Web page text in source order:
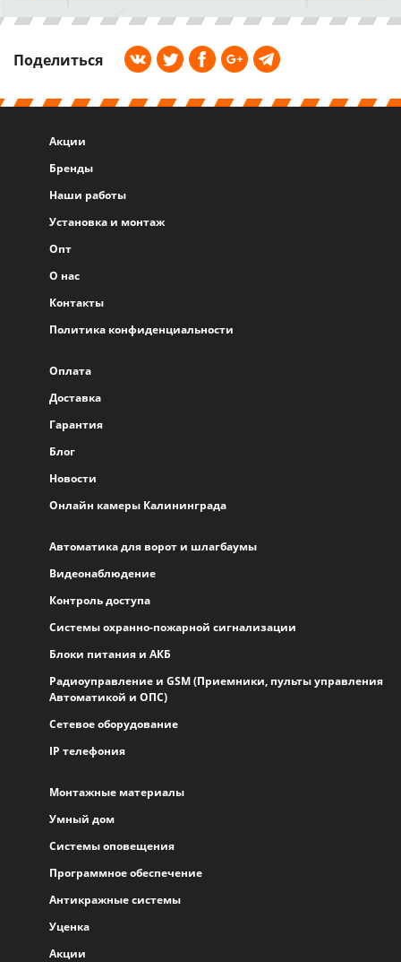
Поделиться
Акции
Бренды
Наши работы
Установка и монтаж
Опт
О нас
Контакты
Политика конфиденциальности
Оплата
Доставка
Гарантия
Блог
Новости
Онлайн камеры Калининграда
Автоматика для ворот и шлагбаумы
Видеонаблюдение
Контроль доступа
Системы охранно-пожарной сигнализации
Блоки питания и АКБ
Радиоуправление и GSM (Приемники, пульты управления
Автоматикой и ОПС)
Сетевое оборудование
IP телефония
Монтажные материалы
Умный дом
Системы оповещения
Программное обеспечение
Антикражные системы
Уценка
Акции